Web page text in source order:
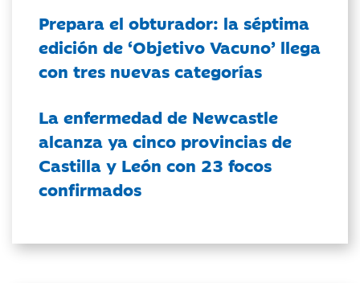
Prepara el obturador: la séptima
edición de ‘Objetivo Vacuno’ llega
con tres nuevas categorías
La enfermedad de Newcastle
alcanza ya cinco provincias de
Castilla y León con 23 focos
confirmados